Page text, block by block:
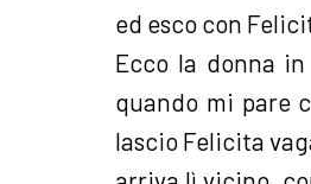
ed esco con
Ecco la donna
quando mi pare
lascio Felicita